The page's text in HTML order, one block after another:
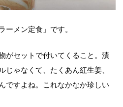
メン定食」です。
がセットで付いてくること。漬
ゃなくて、たくあん紅生姜、
ですよね。これなかなか珍しい